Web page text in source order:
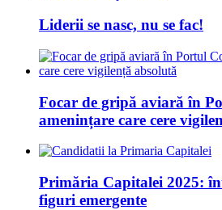
Liderii se nasc, nu se fac!
Focar de gripă aviară în
amenințare care cere
Primăria Capitalei 2025:
figuri emergente